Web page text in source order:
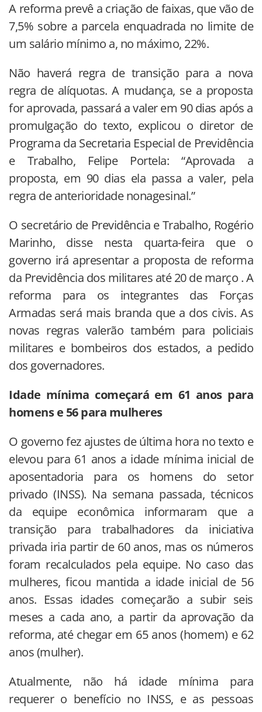
A reforma prevê a criação de faixas, que vão de
7,5% sobre a parcela enquadrada no limite de
um salário mínimo a, no máximo, 22%.
Não haverá regra de transição para a nova
regra de alíquotas. A mudança, se a proposta
for aprovada, passará a valer em 90 dias após a
promulgação do texto, explicou o diretor de
Programa da Secretaria Especial de Previdência
e Trabalho, Felipe Portela: “Aprovada a
proposta, em 90 dias ela passa a valer, pela
regra de anterioridade nonagesinal.”
O secretário de Previdência e Trabalho, Rogério
Marinho, disse nesta quarta-feira que o
governo irá apresentar a proposta de reforma
da Previdência dos militares até 20 de março . A
reforma para os integrantes das Forças
Armadas será mais branda que a dos civis. As
novas regras valerão também para policiais
militares e bombeiros dos estados, a pedido
dos governadores.
Idade mínima começará em 61 anos para
homens e 56 para mulheres
O governo fez ajustes de última hora no texto e
elevou para 61 anos a idade mínima inicial de
aposentadoria para os homens do setor
privado (INSS). Na semana passada, técnicos
da equipe econômica informaram que a
transição para trabalhadores da iniciativa
privada iria partir de 60 anos, mas os números
foram recalculados pela equipe. No caso das
mulheres, ficou mantida a idade inicial de 56
anos. Essas idades começarão a subir seis
meses a cada ano, a partir da aprovação da
reforma, até chegar em 65 anos (homem) e 62
anos (mulher).
Atualmente, não há idade mínima para
requerer o benefício no INSS, e as pessoas